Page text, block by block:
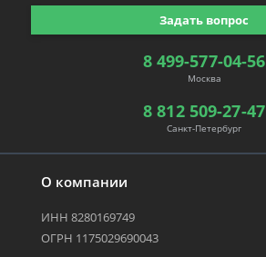
О компании
ИНН 8280169749
ОГРН 1175029690043
8 499-577-04-56
Москва
8 812 509-27-47
Санкт-Петербург
Задать вопрос